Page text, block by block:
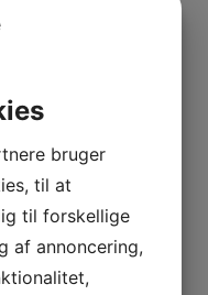
bruger
til at
til forskellige
af annoncering,